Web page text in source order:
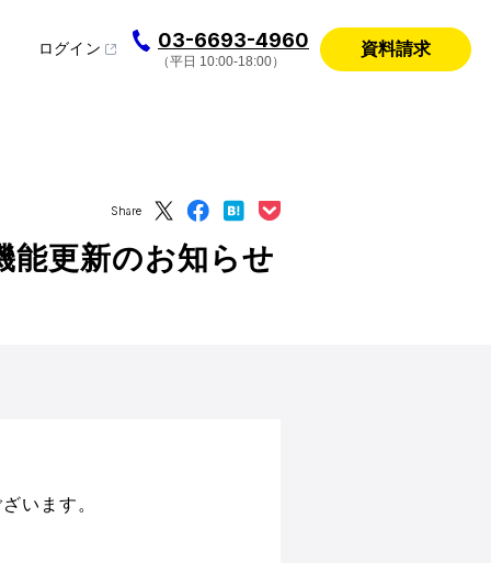
ログイン 03-6693-4960
（平日 10:00-18:00）
資料請求
能更新のお知らせ
Share
います。